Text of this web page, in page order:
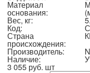
Материал
основания:
Вес, кг:
Код:
Страна
происхождения:
Производитель:
Наличие:
3 055 руб. шт